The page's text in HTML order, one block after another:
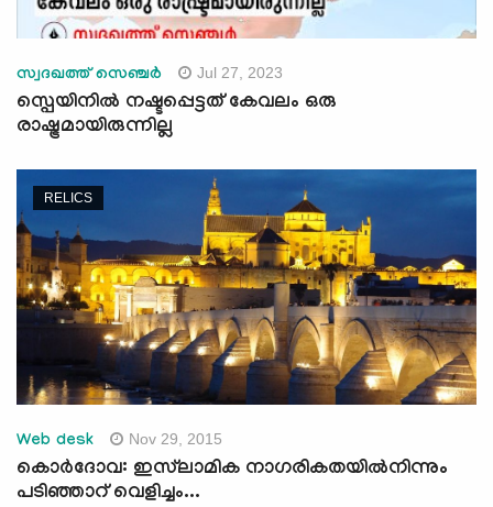
സ്വദഖത്ത് സെഞ്ചർ Jul 27, 2023
സ്പെയിനിൽ നഷ്ടപ്പെട്ടത് കേവലം ഒരു
രാഷ്ട്രമായിരുന്നില്ല
RELICS
Web desk Nov 29, 2015
കൊര്‍ദോവ: ഇസ്‌ലാമിക നാഗരികതയില്‍നിന്നും
പടിഞ്ഞാറ് വെളിച്ചം...